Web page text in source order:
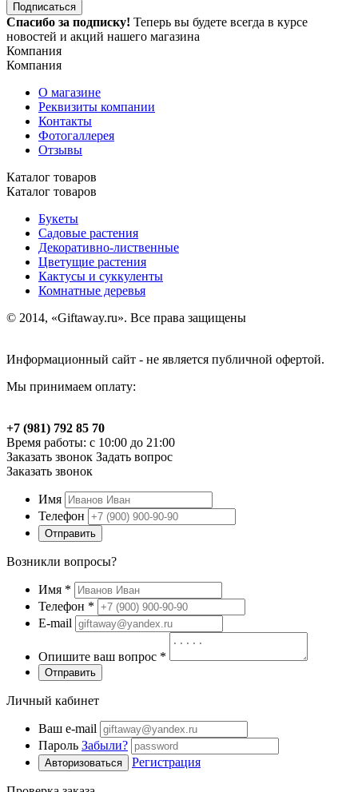
Подписаться
Спасибо за подписку! Теперь вы будете всегда в курсе
новостей и акций нашего магазина
Компания
Компания
О магазине
Реквизиты компании
Контакты
Фотогаллерея
Отзывы
Каталог товаров
Каталог товаров
Букеты
Садовые растения
Декоративно-лиственные
Цветущие растения
Кактусы и суккуленты
Комнатные деревья
© 2014, «Giftaway.ru». Все права защищены
Информационный сайт - не является публичной офертой.
Мы принимаем оплату:
+7 (981) 792 85 70
Время работы: с 10:00 до 21:00
Заказать звонок Задать вопрос
Заказать звонок
Имя
Телефон
Отправить
Возникли вопросы?
Имя *
Телефон *
E-mail
Опишите ваш вопрос *
Отправить
Личный кабинет
Ваш e-mail
Пароль Забыли?
Авторизоваться Регистрация